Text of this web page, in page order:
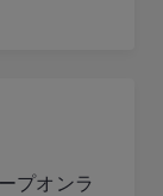
プオンラ